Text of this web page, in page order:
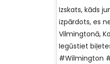
Izskats, kāds
izpārdots, es
Vilmingtonā,
Iegūstiet
#Wilmington